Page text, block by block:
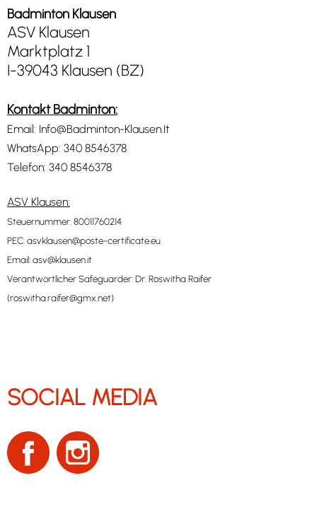
Badminton Klausen
ASV Klausen
Marktplatz 1
I-39043 Klausen (BZ)
Kontakt Badminton:
Email: Info@Badminton-Klausen.It
WhatsApp: 340 8546378
Telefon: 340 8546378
ASV Klausen:
Steuernummer: 80011760214
PEC:asvklausen@poste-certificate.eu
Email:asv@klausen.it
Verantwortlicher Safeguarder: Dr. Roswitha Raifer
(roswitha.raifer@gmx.net)
SOCIAL MEDIA